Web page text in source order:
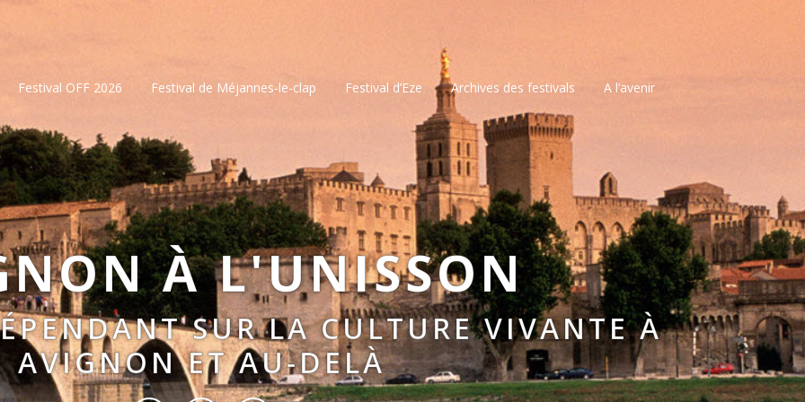
Festival OFF 2026 Festival de Méjannes-le-clap Festival d’Eze Archives des festivals A l’avenir
À L'UNISSON
SUR LA CULTURE VIVANTE À
AVIGNON ET AU-DELÀ